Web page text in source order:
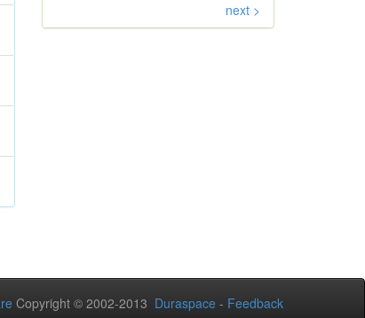
next >
Copyright © 2002-2013 Duraspace - Feedback